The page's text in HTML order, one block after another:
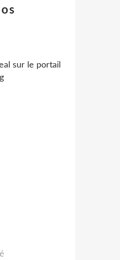
sur le portail